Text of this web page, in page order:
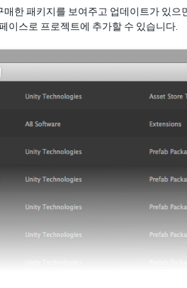
매한 패키지를 보여주고 업데이트가 있
이스로 프로젝트에 추가할 수 있습니다.